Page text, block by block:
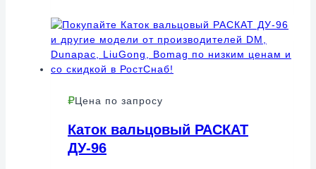
Цена по запросу
Каток вальцовый РАСКАТ
ДУ-96